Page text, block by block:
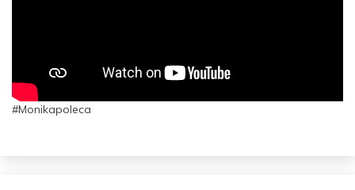
#Monikapoleca